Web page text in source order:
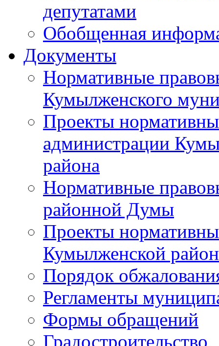
депутатами
Обобщенная
Документы
Нормативные
Кумылженского
Проекты
администрации
района
Нормативные
районной Думы
Проекты
Кумылженской
Порядок
Регламенты
Формы обращений
Градостроительство